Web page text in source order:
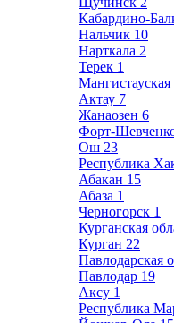
Кабардино-
Нальчик 10
Нарткала 2
Терек 1
Мангистауская
Актау 7
Жанаозен 6
Форт-
Ош 23
Республика
Абакан 15
Абаза 1
Черногорск 1
Курганская
Курган 22
Павлодарская
Павлодар 19
Аксу 1
Республика